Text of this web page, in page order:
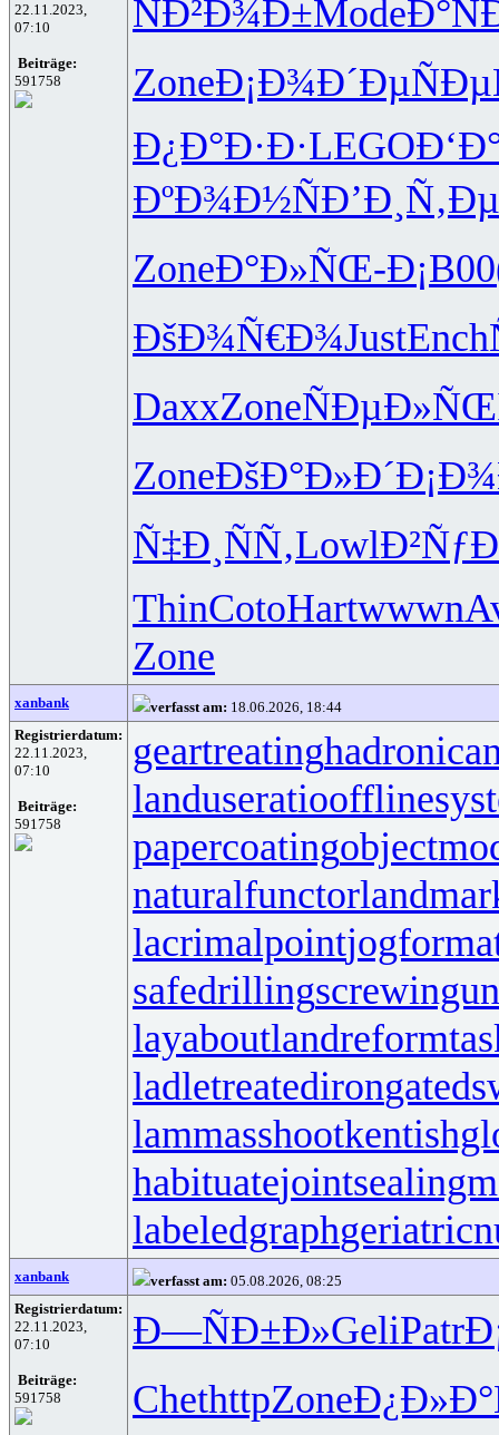
22.11.2023,
07:10
Beiträge:
591758
ÑÐ²Ð¾Ð±Mode
ZoneÐ¡Ð¾Ð´Ðµ
Ð¿Ð°Ð·Ð·LEGO
ÐºÐ¾Ð½ÑÐ’Ð¸Ñ‚Ðµ
ZoneÐ°Ð»ÑŒ-Ð¡B00
ÐšÐ¾Ñ€Ð¾JustEnch
DaxxZoneÑÐµÐ»ÑŒ
ZoneÐšÐ°Ð»Ð´
Ñ‡Ð¸ÑÑ‚Lowl
ThinCotoHartwwwn
Zone
xanbank verfasst am: 18.06.2026, 18:44
Registrierdatum:
22.11.2023,
07:10
Beiträge:
591758
geartreating
landuseratio
papercoating
naturalfunctor
lacrimalpoint
safedrilling
layaboutlandreform
ladletreatediron
lammasshoot
habituate
labeledgraph
xanbank verfasst am: 05.08.2026, 08:25
Registrierdatum:
22.11.2023,
07:10
Beiträge:
591758
Ð—ÑÐ±Ð»GeliPatr
ChethttpZone